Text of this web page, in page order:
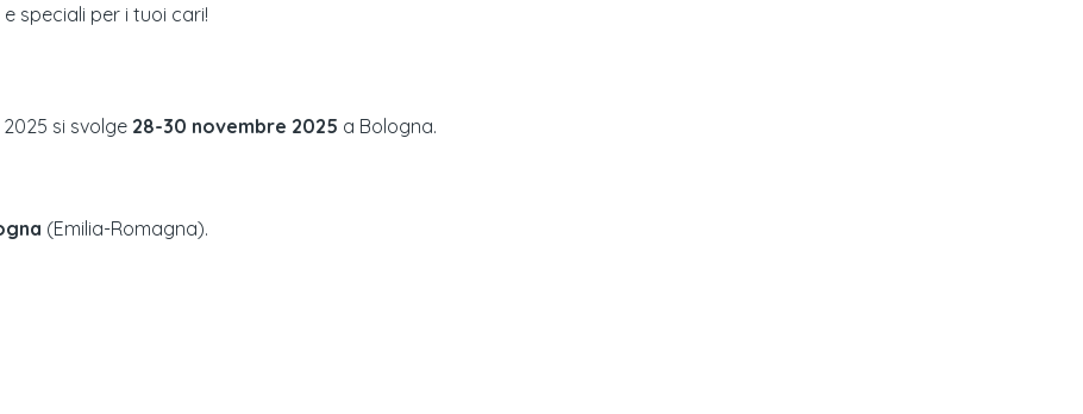
speciali per i tuoi cari!
2025 si svolge 28-30 novembre 2025 a Bologna.
(Emilia-Romagna).